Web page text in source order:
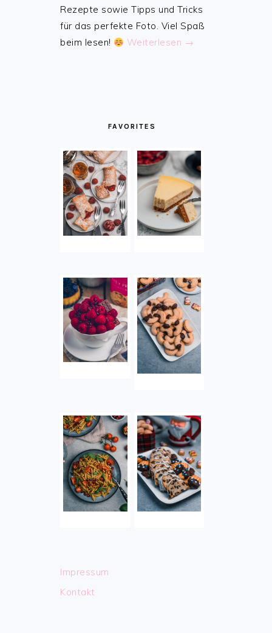
Rezepte sowie Tipps und Tricks
für das perfekte Foto. Viel Spaß
beim lesen!
Weiterlesen →
FAVORITES
Impressum
Kontakt